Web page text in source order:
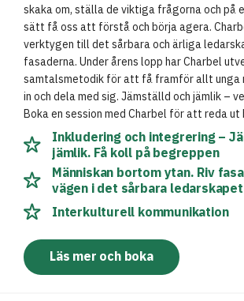
skaka om, ställa de viktiga frågorna och på
sätt få oss att förstå och börja agera.
verktygen till det sårbara och ärliga
fasaderna. Under årens lopp har Charbel
samtalsmetodik för att få framför allt unga
in och dela med sig. Jämställd och jämlik –
Boka en session med Charbel för att reda ut
Inkludering och integrering –
jämlik. Få koll på begreppen
Människan bortom ytan. Riv
vägen i det sårbara
Interkulturell kommunikation
Läs mer och boka